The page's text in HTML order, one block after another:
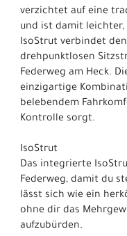
verzichtet auf eine
und ist damit
IsoStrut verbindet
drehpunktlosen
Federweg am Heck.
einzigartige
belebendem
Kontrolle sorgt.
IsoStrut
Das integrierte
Federweg, damit du
lässt sich wie ein
ohne dir das
aufzubürden.